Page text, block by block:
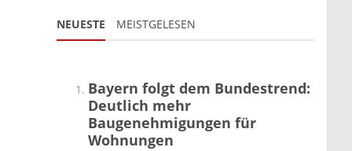
NEUESTE MEISTGELESEN
Bayern folgt dem Bundestrend:
Deutlich mehr
Baugenehmigungen für
Wohnungen